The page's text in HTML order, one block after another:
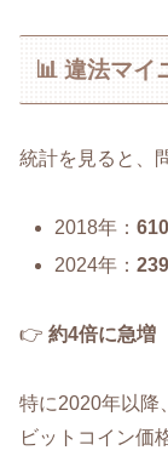
📊 違法マイ
統計を見ると、
2018年：
2024年：
👉 約4倍に急増
特に2020年以降、
ビットコイン価